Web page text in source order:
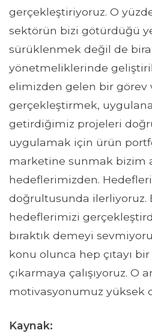
gerçekleştiriyoruz. O
sektörün bizi götürdüğü
sürüklenmek değil de
yönetmeliklerinde
elimizden gelen bir görev
gerçekleştirmek,
getirdiğimiz projeleri
uygulamak için ürün
marketine sunmak bizim
hedeflerimizden.
doğrultusunda ilerliyoruz.
hedeflerimizi
bıraktık demeyi
konu olunca hep çıtayı
çıkarmaya çalışıyoruz. O
motivasyonumuz yüksek
Kaynak: